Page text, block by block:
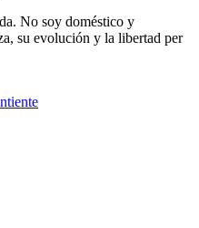
No soy doméstico y
su evolución y la libertad per